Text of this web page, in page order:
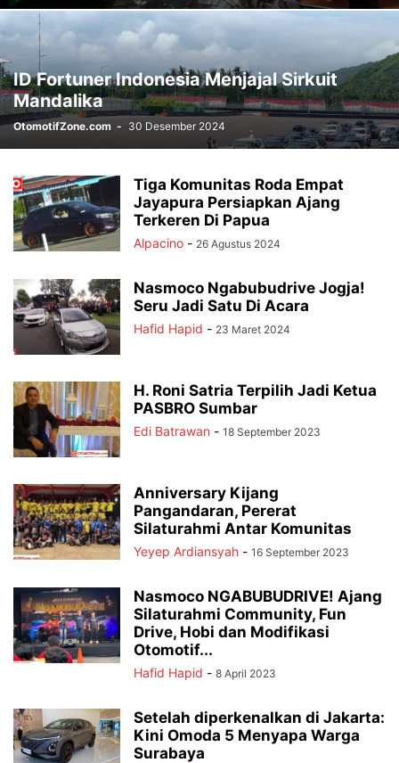
ID Fortuner Indonesia Menjajal Sirkuit
Mandalika
OtomotifZone.com - 30 Desember 2024
Tiga Komunitas Roda Empat
Jayapura Persiapkan Ajang
Terkeren Di Papua
Alpacino - 26 Agustus 2024
Nasmoco Ngabubudrive Jogja!
Seru Jadi Satu Di Acara
Hafid Hapid - 23 Maret 2024
H. Roni Satria Terpilih Jadi Ketua
PASBRO Sumbar
Edi Batrawan - 18 September 2023
Anniversary Kijang
Pangandaran, Pererat
Silaturahmi Antar Komunitas
Yeyep Ardiansyah - 16 September 2023
Nasmoco NGABUBUDRIVE! Ajang
Silaturahmi Community, Fun
Drive, Hobi dan Modifikasi
Otomotif...
Hafid Hapid - 8 April 2023
Setelah diperkenalkan di Jakarta:
Kini Omoda 5 Menyapa Warga
Surabaya